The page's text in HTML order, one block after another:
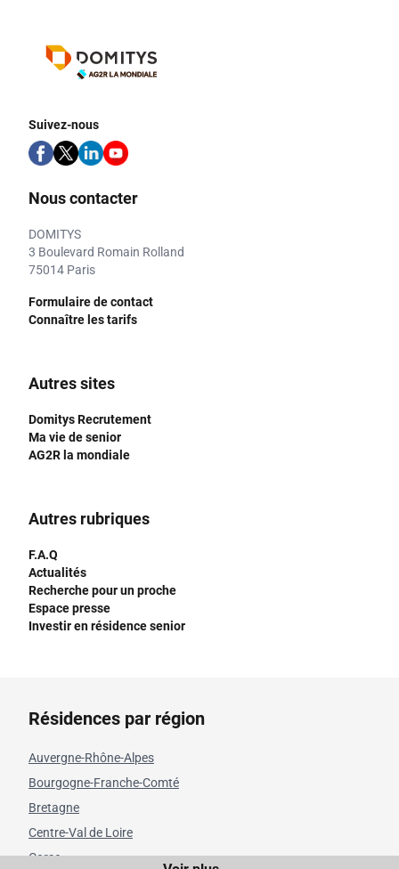
Suivez-nous
Nous contacter
DOMITYS
3 Boulevard Romain Rolland
75014 Paris
Formulaire de contact
Connaître les tarifs
Autres sites
Domitys Recrutement
Ma vie de senior
AG2R la mondiale
Autres rubriques
F.A.Q
Actualités
Recherche pour un proche
Espace presse
Investir en résidence senior
Résidences par région
Auvergne-Rhône-Alpes
Bourgogne-Franche-Comté
Bretagne
Centre-Val de Loire
Corse